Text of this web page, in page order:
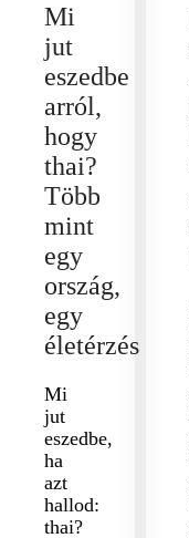
Mi
jut
eszedbe
arról,
hogy
thai?
Több
mint
egy
ország,
egy
életérzés
Mi
jut
eszedbe,
ha
azt
hallod:
thai?